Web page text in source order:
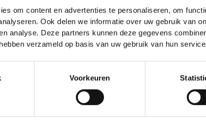
om content en advertenties te personaliseren, om
Ook delen we informatie over uw gebruik van
analyse. Deze partners kunnen deze gegevens
verzameld op basis van uw gebruik van hun
Voorkeuren
Vergelijkbare recepten
minuten Makkelijk